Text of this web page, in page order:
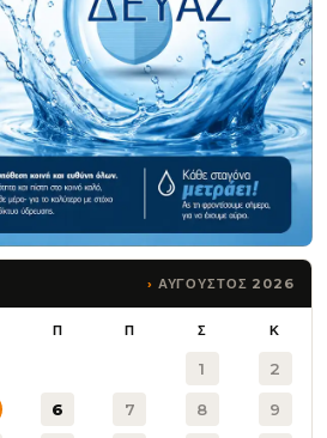
ΑΥΓΟΥΣΤΟΣ 2026
Π Π Σ Κ
1 2
6 7 8 9